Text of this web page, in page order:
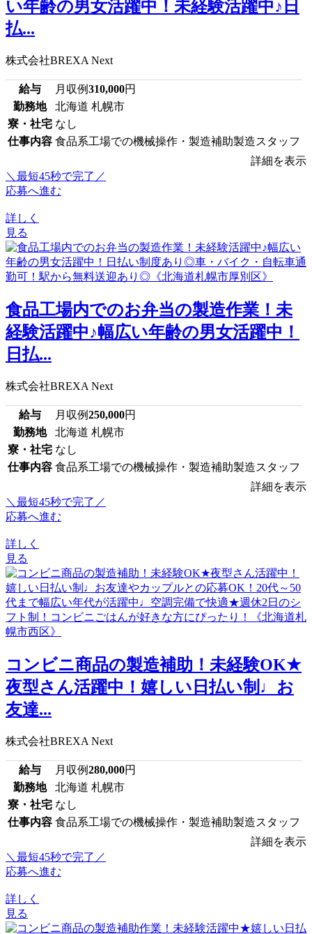
い年齢の男女活躍中！未経験活躍中♪日
払...
株式会社BREXA Next
給与 月収例310,000円
勤務地
北海道 札幌市
寮・社宅 なし
仕事内容 食品系工場での機械操作・製造補助製造スタッフ
詳細を表示
＼最短45秒で完了／
応募へ進む
詳しく
見る
食品工場内でのお弁当の製造作業！未
経験活躍中♪幅広い年齢の男女活躍中！
日払...
株式会社BREXA Next
給与 月収例250,000円
勤務地
北海道 札幌市
寮・社宅 なし
仕事内容 食品系工場での機械操作・製造補助製造スタッフ
詳細を表示
＼最短45秒で完了／
応募へ進む
詳しく
見る
コンビニ商品の製造補助！未経験OK★
夜型さん活躍中！嬉しい日払い制♩お
友達...
株式会社BREXA Next
給与 月収例280,000円
勤務地
北海道 札幌市
寮・社宅 なし
仕事内容 食品系工場での機械操作・製造補助製造スタッフ
詳細を表示
＼最短45秒で完了／
応募へ進む
詳しく
見る